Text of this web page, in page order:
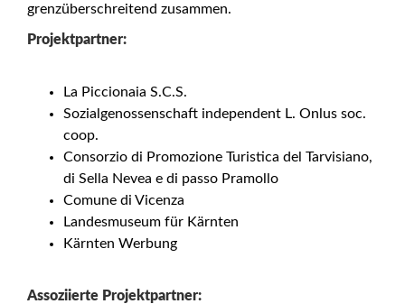
grenzüberschreitend zusammen.
Projektpartner:
La Piccionaia S.C.S.
Sozialgenossenschaft independent L. Onlus soc.
coop.
Consorzio di Promozione Turistica del Tarvisiano,
di Sella Nevea e di passo Pramollo
Comune di Vicenza
Landesmuseum für Kärnten
Kärnten Werbung
Assoziierte Projektpartner: